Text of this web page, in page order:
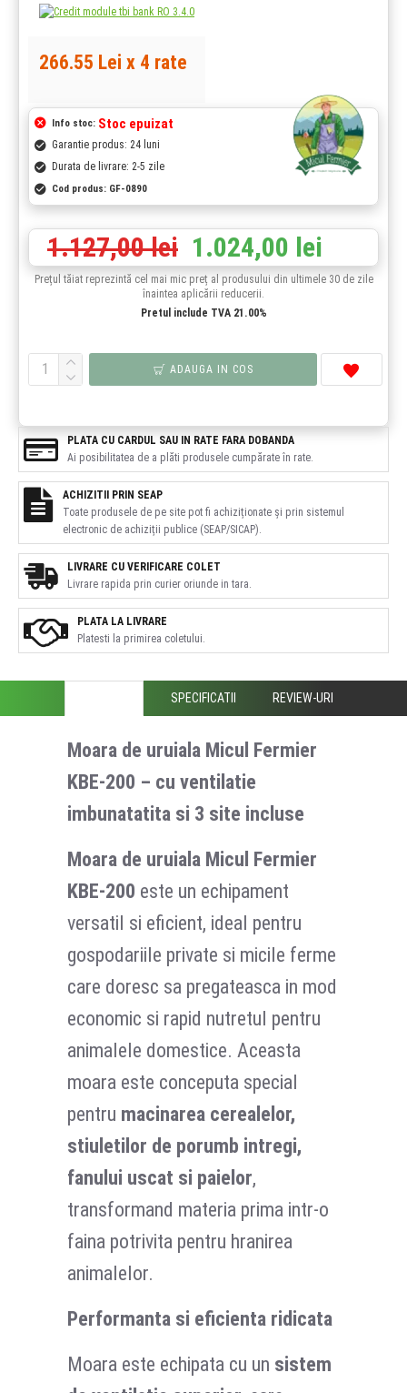
Info stoc: Stoc epuizat
Garantie produs: 24 luni
Durata de livrare: 2-5 zile
Cod produs: GF-0890
1.024,00 lei
1.127,00 lei
Prețul tăiat reprezintă cel mai mic preț al produsului din ultimele 30 de zile
înaintea aplicării reducerii.
Pretul include TVA 21.00%
ADAUGA IN COS
266.55 Lei x 4 rate
PLATA LA LIVRARE
Platesti la primirea coletului.
LIVRARE CU VERIFICARE COLET
Livrare rapida prin curier oriunde in tara.
PLATA CU CARDUL SAU IN RATE FARA DOBANDA
Ai posibilitatea de a plăti produsele cumpărate în rate.
ACHIZITII PRIN SEAP
Toate produsele de pe site pot fi achiziționate și prin sistemul
electronic de achiziții publice (SEAP/SICAP).
SPECIFICATII REVIEW-URI
Moara de uruiala Micul Fermier
KBE-200 – cu ventilatie
imbunatatita si 3 site incluse
Moara de uruiala Micul Fermier
KBE-200 este un echipament
versatil si eficient, ideal pentru
gospodariile private si micile ferme
care doresc sa pregateasca in mod
economic si rapid nutretul pentru
animalele domestice. Aceasta
moara este conceputa special
pentru macinarea cerealelor,
stiuletilor de porumb intregi,
fanului uscat si paielor,
transformand materia prima intr-o
faina potrivita pentru hranirea
animalelor.
Performanta si eficienta ridicata
Moara este echipata cu un sistem